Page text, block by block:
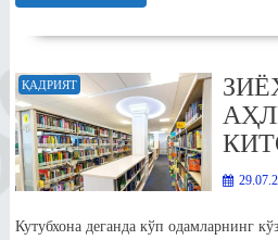
ҚАДРИЯТ
Кутубхона деганда кўп одамларнинг